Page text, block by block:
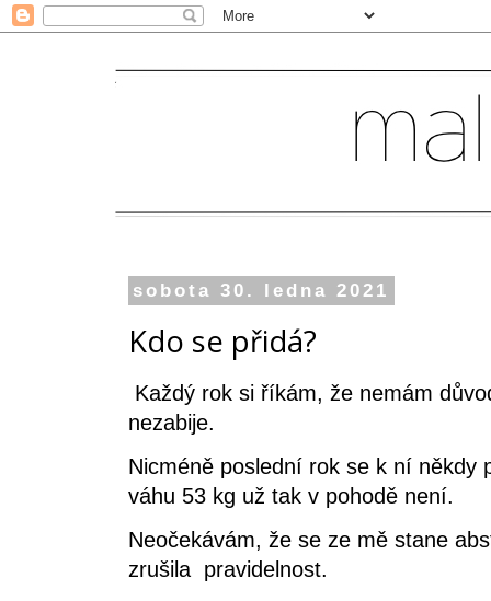
sobota 30. ledna 2021
Kdo se přidá?
Každý rok si říkám, že nemám
nezabije.
Nicméně poslední rok se k ní někdy
váhu 53 kg už tak v pohodě není.
Neočekávám, že se ze mě stane
zrušila pravidelnost.